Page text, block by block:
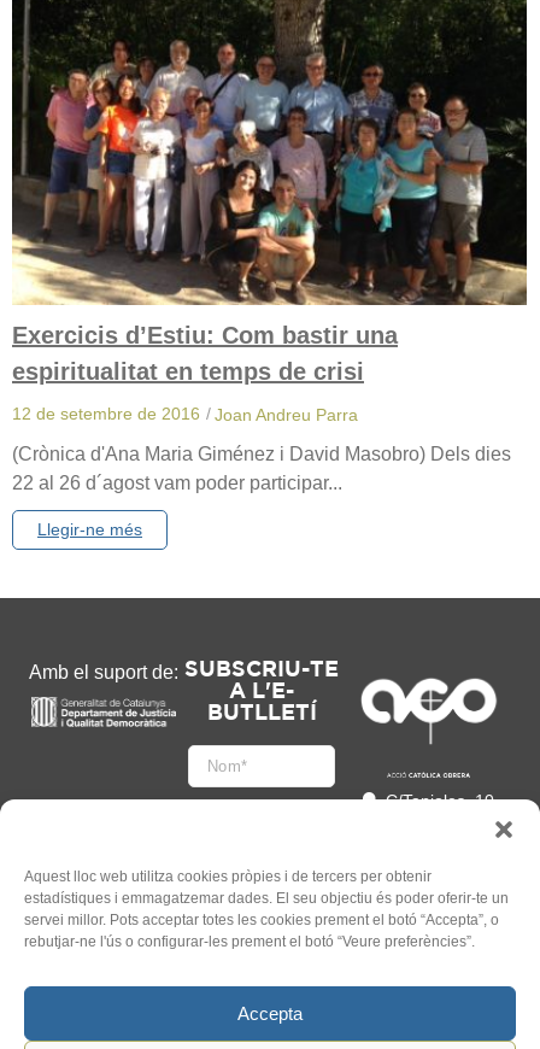
Aquest lloc web utilitza cookies pròpies i de tercers per obtenir
estadístiques i emmagatzemar dades. El seu objectiu és poder oferir-te un
servei millor. Pots acceptar totes les cookies prement el botó “Accepta”, o
rebutjar-ne l'ús o configurar-les prement el botó “Veure preferències”.
Accepta
Exercicis d’Estiu: Com bastir una
espiritualitat en temps de crisi
12 de setembre de 2016 /Joan Andreu Parra
(Crònica d'Ana Maria Giménez i David Masobro) Dels dies
22 al 26 d´agost vam poder participar...
Llegir-ne més
Amb el suport de: SUBSCRIU-TE
A L'E-
BUTLLETÍ
Accepto
l'Informació legal
C/Tapioles, 10
93 505 86 86
hola@acocat.org